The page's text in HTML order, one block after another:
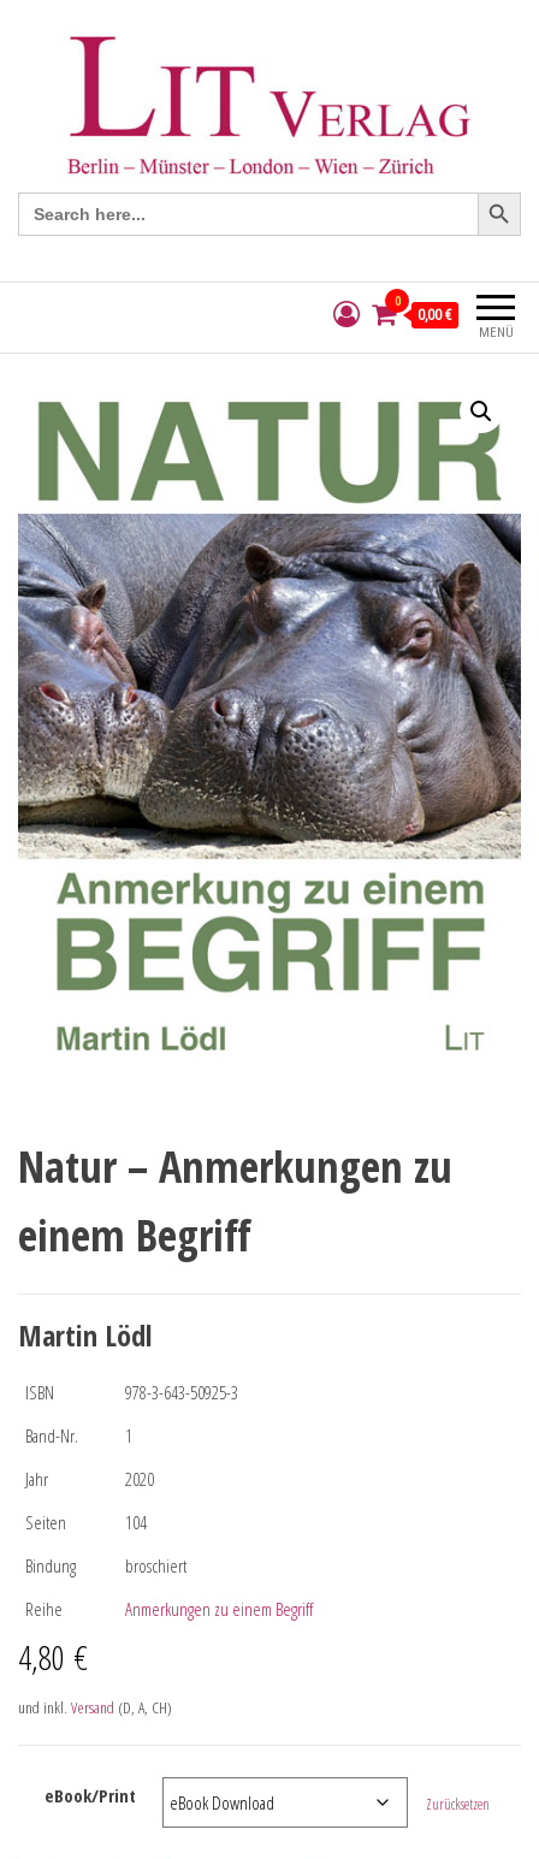
Search
for:
Search Button
MENÜ
0
0,00 €
Natur – Anmerkungen zu
einem Begriff
Martin Lödl
ISBN
978-3-643-50925-3
Band-Nr.
1
Jahr
2020
Seiten
104
Bindung
broschiert
Reihe
Anmerkungen zu einem Begriff
4,80 €
und inkl. Versand (D, A, CH)
eBook/Print Zurücksetzen